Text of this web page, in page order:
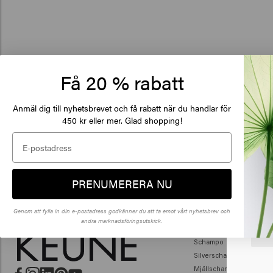
of
Schampo
Silverschampo
Mjällschampo
Få 20 % rabatt
Anmäl dig till nyhetsbrevet och få rabatt när du handlar för
450 kr eller mer. Glad shopping!
PRENUMERERA NU
Genom att fylla in din e-postadress godkänner du att ta emot vårt nyhetsbrev och
andra marknadsföringsutskick.